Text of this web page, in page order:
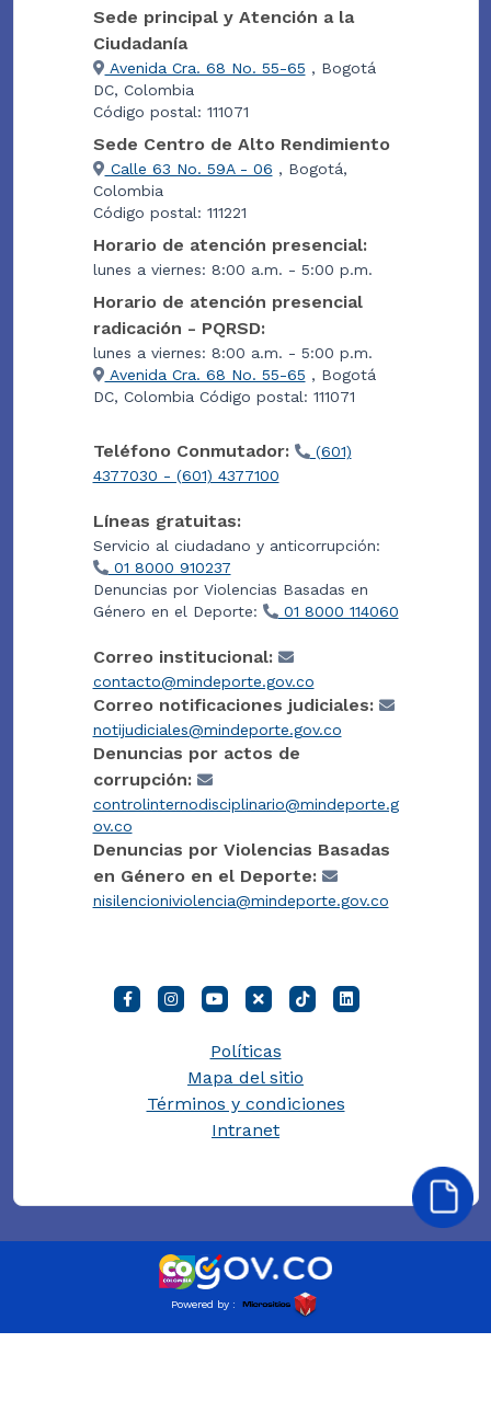
Sede principal y Atención a la
Ciudadanía
Avenida Cra. 68 No. 55-65 , Bogotá
DC, Colombia
Código postal: 111071
Sede Centro de Alto Rendimiento
Calle 63 No. 59A - 06 , Bogotá,
Colombia
Código postal: 111221
Horario de atención presencial:
lunes a viernes: 8:00 a.m. - 5:00 p.m.
Horario de atención presencial
radicación - PQRSD:
lunes a viernes: 8:00 a.m. - 5:00 p.m.
Avenida Cra. 68 No. 55-65 , Bogotá
DC, Colombia Código postal: 111071
Teléfono Conmutador:
(601)
4377030 - (601) 4377100
Líneas gratuitas:
Servicio al ciudadano y anticorrupción:
01 8000 910237
Denuncias por Violencias Basadas en
Género en el Deporte:
01 8000 114060
Correo institucional:
contacto@mindeporte.gov.co
Correo notificaciones judiciales:
notijudiciales@mindeporte.gov.co
Denuncias por actos de
corrupción:
controlinternodisciplinario@mindeporte.g
ov.co
Denuncias por Violencias Basadas
en Género en el Deporte:
nisilencioniviolencia@mindeporte.gov.co
Políticas
Mapa del sitio
Términos y condiciones
Intranet
Powered by :